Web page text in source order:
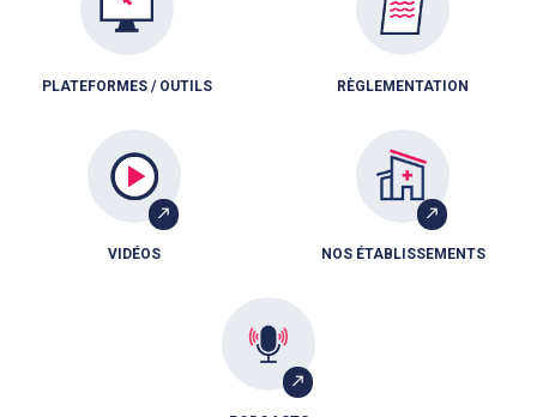
PLATEFORMES / OUTILS RÈGLEMENTATION
VIDÉOS NOS ÉTABLISSEMENTS